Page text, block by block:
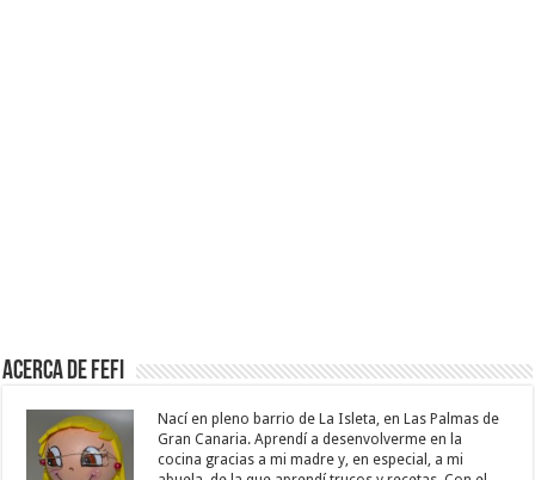
Acerca de Fefi
Nací en pleno barrio de La Isleta, en Las Palmas de
Gran Canaria. Aprendí a desenvolverme en la
cocina gracias a mi madre y, en especial, a mi